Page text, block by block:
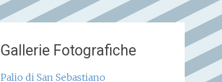
Gallerie Fotografiche
Palio di San Sebastiano